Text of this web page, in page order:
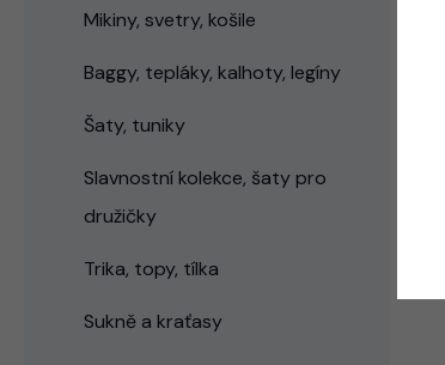
Mikiny, svetry, košile
Baggy, tepláky, kalhoty, legíny
Šaty, tuniky
Slavnostní kolekce, šaty pro
družičky
Trika, topy, tílka
Sukně a kraťasy